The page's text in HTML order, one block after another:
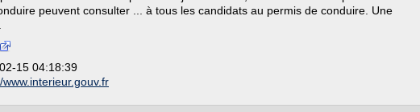
peuvent consulter ... à tous les candidats au permis de conduire. Une
15 04:18:39
www.interieur.gouv.fr